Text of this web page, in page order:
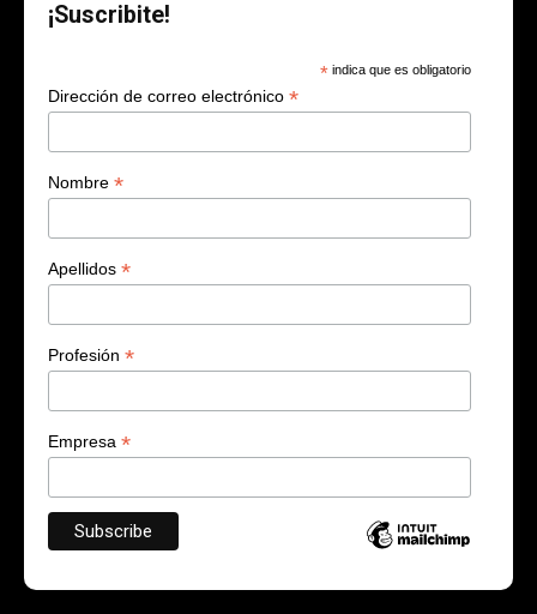
¡Suscribite!
* indica que es obligatorio
Dirección de correo electrónico *
Nombre *
Apellidos *
Profesión *
Empresa *